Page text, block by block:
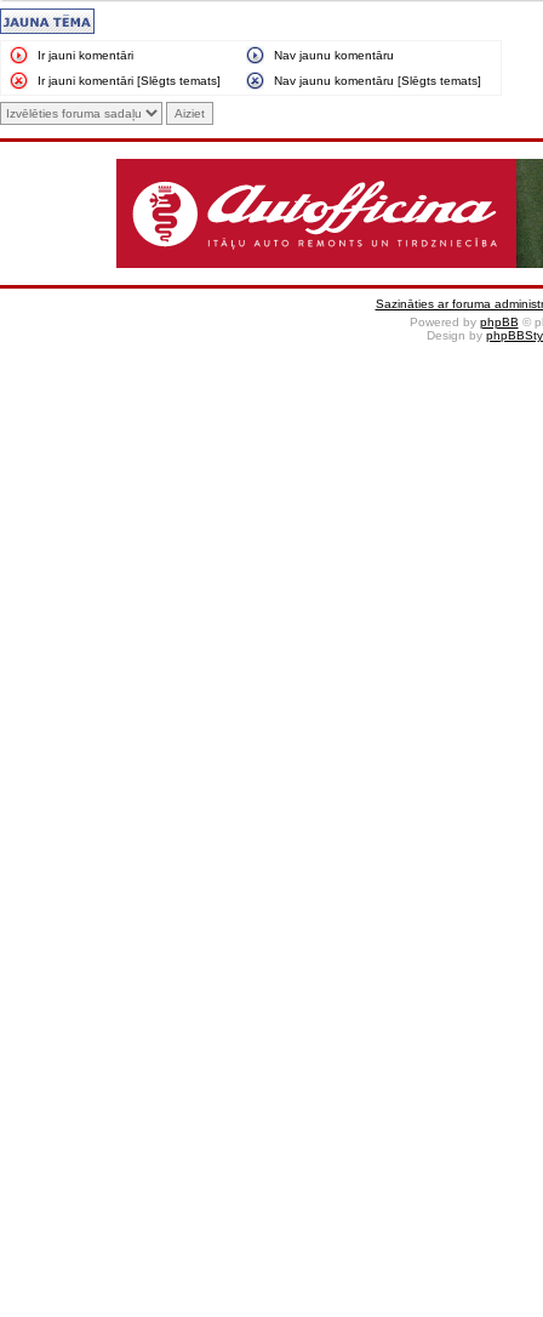
Ir jauni komentāri
Nav jaunu komentāru
Ir jauni komentāri [Slēgts temats]
Nav jaunu komentāru [Slēgts temats]
Sazināties ar foruma
Powered by phpBB ©
Design by